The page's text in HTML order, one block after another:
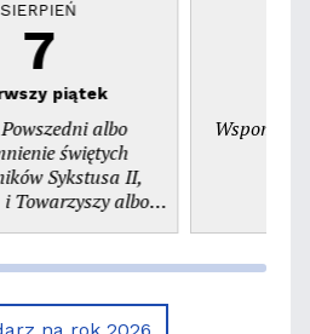
SIERPIEŃ
7
piątek
albo
świętych
II,
albo